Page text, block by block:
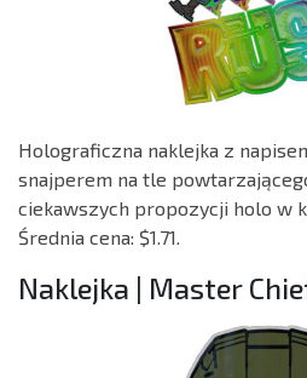
Holograficzna naklejka z
snajperem na tle
ciekawszych propozycji holo w
Średnia cena: $1.71.
Naklejka | Master